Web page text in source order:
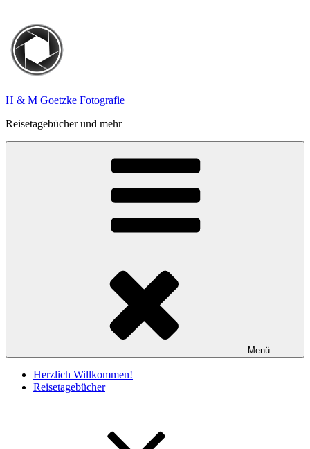
Inhalt
springen
H & M Goetzke Fotografie
Reisetagebücher und mehr
Menü
Herzlich Willkommen!
Reisetagebücher